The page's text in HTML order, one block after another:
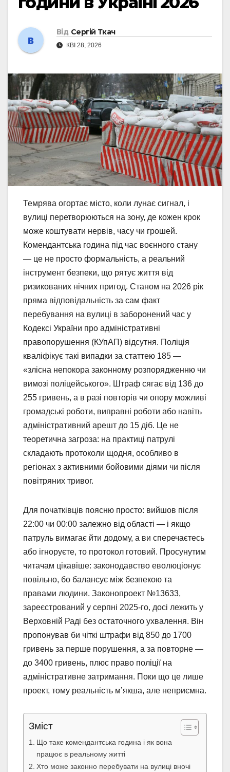
Від Сергій Ткач
КВІ 28, 2026
Темрява огортає місто, коли лунає сигнал, і
вулиці перетворюються на зону, де кожен крок
може коштувати нервів, часу чи грошей.
Комендантська година під час воєнного стану
— це не просто формальність, а реальний
інструмент безпеки, що рятує життя від
ризикованих нічних пригод. Станом на 2026 рік
пряма відповідальність за сам факт
перебування на вулиці в заборонений час у
Кодексі України про адміністративні
правопорушення (КУпАП) відсутня. Поліція
кваліфікує такі випадки за статтею 185 —
«злісна непокора законному розпорядженню чи
вимозі поліцейського». Штраф сягає від 136 до
255 гривень, а в разі повторів чи опору можливі
громадські роботи, виправні роботи або навіть
адміністративний арешт до 15 діб. Це не
теоретична загроза: на практиці патрулі
складають протоколи щодня, особливо в
регіонах з активними бойовими діями чи після
повітряних тривог.
Для початківців поясню просто: вийшов після
22:00 чи 00:00 залежно від області — і якщо
патруль вимагає йти додому, а ви сперечаєтесь
або ігноруєте, то протокол готовий. Просунутим
читачам цікавіше: законодавство еволюціонує
повільно, бо балансує між безпекою та
правами людини. Законопроект №13633,
зареєстрований у серпні 2025-го, досі лежить у
Верховній Раді без остаточного ухвалення. Він
пропонував би чіткі штрафи від 850 до 1700
гривень за перше порушення, а за повторне —
до 3400 гривень, плюс право поліції на
адміністративне затримання. Поки що це лише
проект, тому реальність м’якша, але неприємна.
Зміст
Що таке комендантська година і як вона
працює в реальному житті
Хто може законно перебувати на вулиці вночі